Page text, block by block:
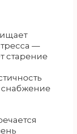
—
старение
снабжение